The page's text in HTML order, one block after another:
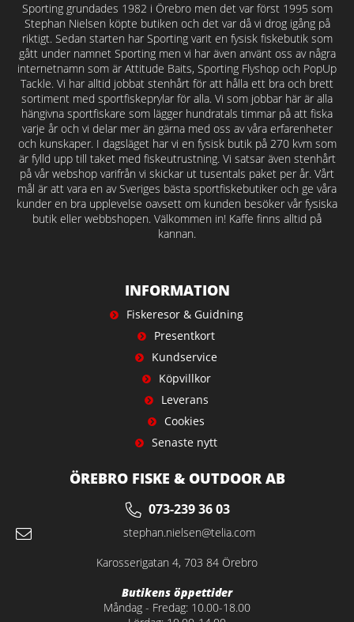
Sporting grundades 1982 i Örebro men det var först 1995 som
Stephan Nielsen köpte butiken och det var då vi drog igång på
riktigt. Sedan starten har Sporting varit en fysisk fiskebutik som
gått under namnet Sporting men vi har även använt oss av några
internetnamn som är Attitude Baits, Sporting Flyshop och PopUp
Tackle. Vi har alltid jobbat stenhårt för att hålla ett bra och brett
sortiment med sportfiskeprylar för alla. Vi som jobbar här är alla
hängivna sportfiskare som lägger hundratals timmar på att fiska
varje år och vi delar mer än gärna med oss av våra erfarenheter
och kunskaper. I dagsläget har vi en fysisk butik på 270 kvm som
är fylld upp till taket med fiskeutrustning. Vi satsar även stenhårt
på vår webshop varifrån vi skickar ut tusentals paket per år. Vårt
mål är att vara en av Sveriges bästa sportfiskebutiker och ge våra
kunder en bra upplevelse oavsett om kunden besöker vår fysiska
butik eller webbshopen. Välkommen in! Kaffe finns alltid på
kannan.
INFORMATION
Fiskeresor & Guidning
Presentkort
Kundservice
Köpvillkor
Leverans
Cookies
Senaste nytt
ÖREBRO FISKE & OUTDOOR AB
073-239 36 03
stephan.nielsen@telia.com
Karosserigatan 4, 703 84 Örebro
Butikens öppettider
Måndag - Fredag: 10.00-18.00